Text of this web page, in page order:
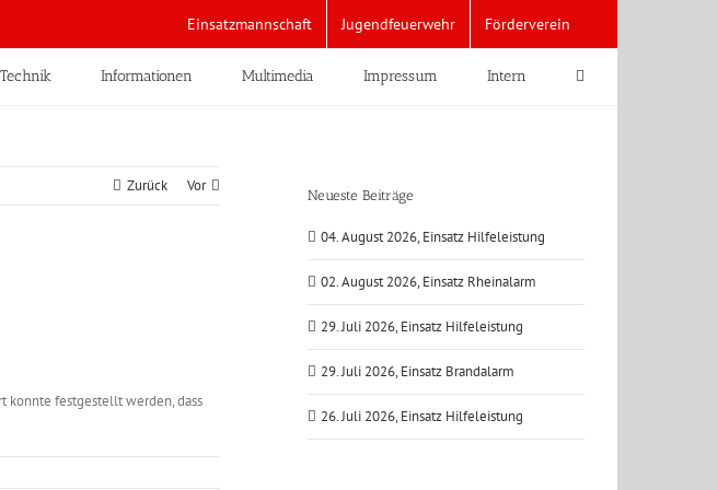
Einsatzmannschaft Jugendfeuerwehr Förderverein
Technik Informationen Multimedia Impressum Intern
Zurück Vor
konnte festgestellt werden, dass
Neueste Beiträge
04. August 2026, Einsatz Hilfeleistung
02. August 2026, Einsatz Rheinalarm
29. Juli 2026, Einsatz Hilfeleistung
29. Juli 2026, Einsatz Brandalarm
26. Juli 2026, Einsatz Hilfeleistung